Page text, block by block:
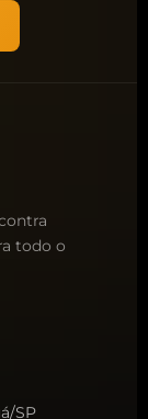
todo o
SP